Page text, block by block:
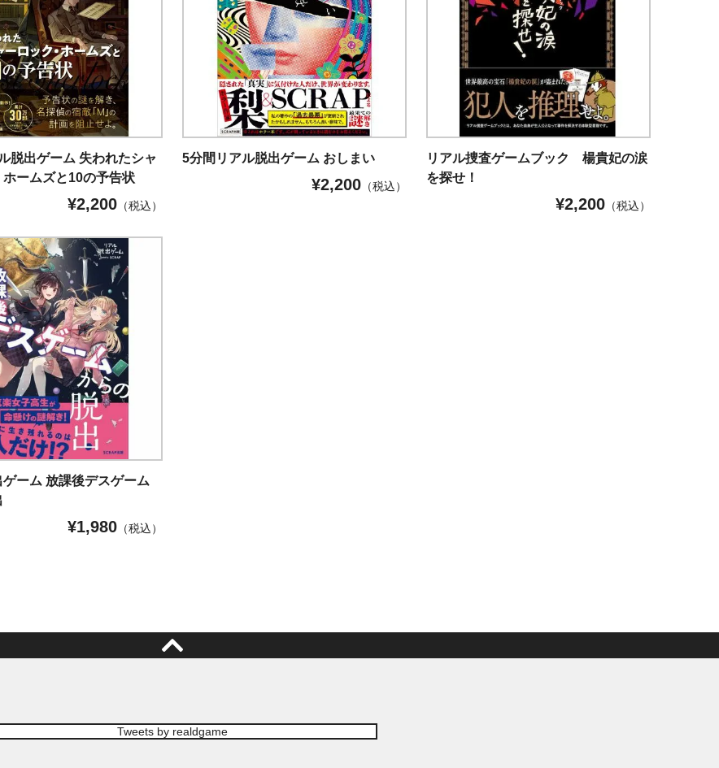
脱出ゲーム 失われたシャ
ホームズと10の予告状
¥2,200（税込）
5分間リアル脱出ゲーム おしまい
¥2,200（税込）
リアル捜査ゲームブック 楊貴妃の涙
を探せ！
¥2,200（税込）
ゲーム 放課後デスゲーム
¥1,980（税込）
Tweets by realdgame